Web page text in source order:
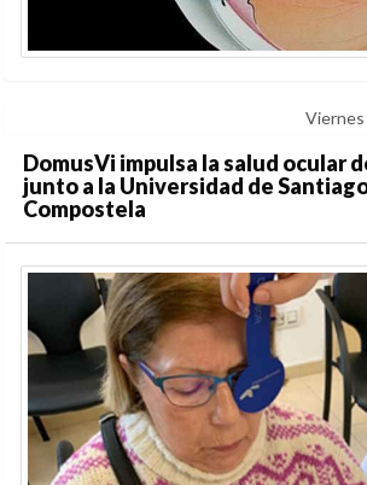
DomusVi impulsa la salud ocular
junto a la Universidad de
Compostela